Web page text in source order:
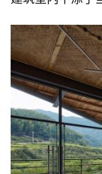
忆性表达。室
面，终止于结
石，这样的处理
域，对应了后续
线形态，吊顶采
灯光的处理略显